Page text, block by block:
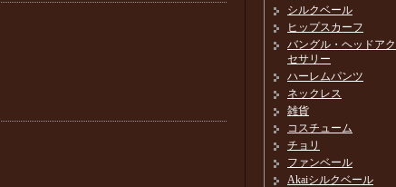
シルクベール
ヒップスカーフ
バングル・ヘッドアク
セサリー
ハーレムパンツ
ネックレス
雑貨
コスチューム
チョリ
ファンベール
Akaiシルクベール